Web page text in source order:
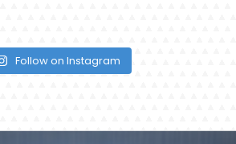
Follow on Instagram